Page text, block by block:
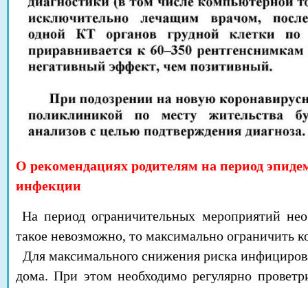
О рекомендациях родителям на период
инфекции
На период ограничительных мероприятий
такое невозможно, то максимально ограничить
Для максимального снижения риска
дома. При этом необходимо регулярно